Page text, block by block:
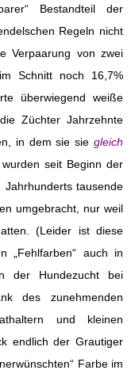
Bestandteil der
Regeln nicht
Verpaarung von zwei
Schnitt noch 16,7%
überwiegend weiße
Züchter Jahrzehnte
in dem sie sie gleich
seit Beginn der
tausende
umgebracht, nur weil
(Leider ist diese
„Fehlfarben“ auch in
der Hundezucht bei
des zunehmenden
und kleinen
endlich der Grautiger
Farbe im